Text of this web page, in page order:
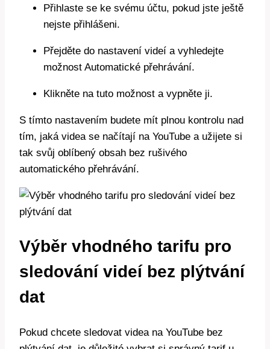
Přihlaste se ke svému účtu, pokud jste ještě
nejste přihlášeni.
Přejděte do nastavení videí a vyhledejte
možnost Automatické přehrávání.
Klikněte na tuto možnost a vypněte ji.
S tímto nastavením budete mít plnou kontrolu nad
tím, jaká videa se načítají na YouTube a užijete si
tak svůj oblíbený obsah bez rušivého
automatického přehrávání.
Výběr vhodného tarifu pro
sledování videí bez plýtvání
dat
Pokud chcete sledovat videa na YouTube bez